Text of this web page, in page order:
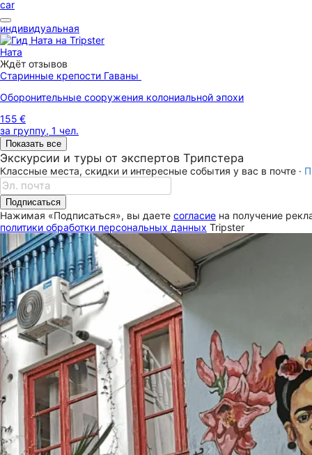
car
индивидуальная
Ната
Ждёт отзывов
Старинные крепости Гаваны
Оборонительные сооружения колониальной эпохи
155 €
за группу, 1 чел.
Показать все
Экскурсии и туры от экспертов Трипстера
Классные места, скидки и интересные события у вас в почте ·
Подписаться
Нажимая «Подписаться», вы даете согласие на получение
политики обработки персональных данных Tripster